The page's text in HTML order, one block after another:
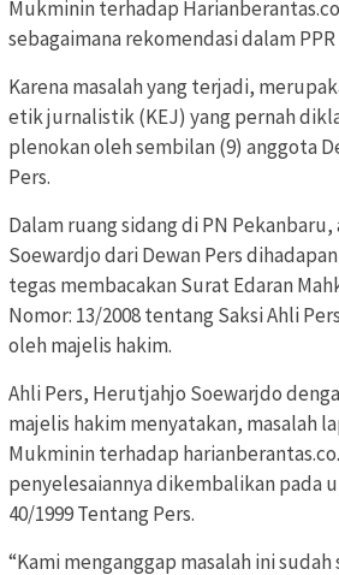
Mukminin terhadap
sebagaimana rekomendasi dalam PPR
Karena masalah yang terjadi,
etik jurnalistik (KEJ) yang pernah
plenokan oleh sembilan (9) anggota
Pers.
Dalam ruang sidang di PN
Soewardjo dari Dewan Pers
tegas membacakan Surat Edaran
Nomor: 13/2008 tentang Saksi Ahli
oleh majelis hakim.
Ahli Pers, Herutjahjo Soewarjdo
majelis hakim menyatakan, masalah
Mukminin terhadap
penyelesaiannya dikembalikan pada
40/1999 Tentang Pers.
“Kami menganggap masalah ini sudah